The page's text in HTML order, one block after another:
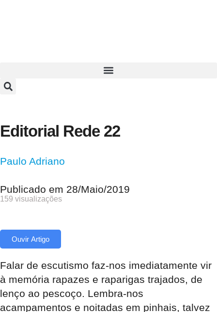
Editorial Rede 22
Paulo Adriano
Publicado em 28/Maio/2019
159 visualizações
Ouvir Artigo
Falar de escutismo faz-nos imediatamente vir
à memória rapazes e raparigas trajados, de
lenço ao pescoço. Lembra-nos
acampamentos e noitadas em pinhais, talvez